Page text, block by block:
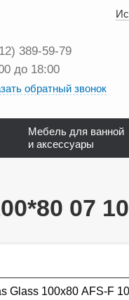
389‑59‑79
до 18:00
обратный звонок
Мебель для ванной
и аксессуары
07 10
Glass 100х80 AFS-F